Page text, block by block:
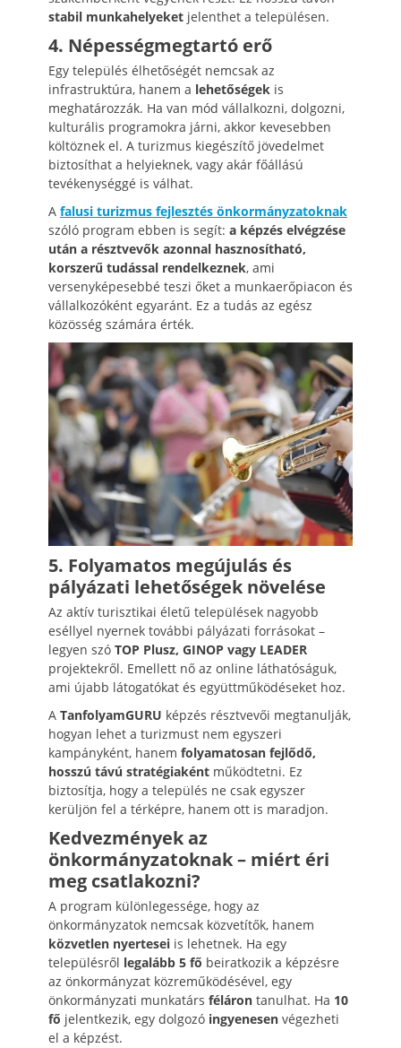
stabil munkahelyeket jelenthet a településen.
4. Népességmegtartó erő
Egy település élhetőségét nemcsak az
infrastruktúra, hanem a lehetőségek is
meghatározzák. Ha van mód vállalkozni, dolgozni,
kulturális programokra járni, akkor kevesebben
költöznek el. A turizmus kiegészítő jövedelmet
biztosíthat a helyieknek, vagy akár főállású
tevékenységgé is válhat.
A falusi turizmus fejlesztés önkormányzatoknak
szóló program ebben is segít: a képzés elvégzése
után a résztvevők azonnal hasznosítható,
korszerű tudással rendelkeznek, ami
versenyképesebbé teszi őket a munkaerőpiacon és
vállalkozóként egyaránt. Ez a tudás az egész
közösség számára érték.
5. Folyamatos megújulás és
pályázati lehetőségek növelése
Az aktív turisztikai életű települések nagyobb
eséllyel nyernek további pályázati forrásokat –
legyen szó TOP Plusz, GINOP vagy LEADER
projektekről. Emellett nő az online láthatóságuk,
ami újabb látogatókat és együttműködéseket hoz.
A TanfolyamGURU képzés résztvevői megtanulják,
hogyan lehet a turizmust nem egyszeri
kampányként, hanem folyamatosan fejlődő,
hosszú távú stratégiaként működtetni. Ez
biztosítja, hogy a település ne csak egyszer
kerüljön fel a térképre, hanem ott is maradjon.
Kedvezmények az
önkormányzatoknak – miért éri
meg csatlakozni?
A program különlegessége, hogy az
önkormányzatok nemcsak közvetítők, hanem
közvetlen nyertesei is lehetnek. Ha egy
településről legalább 5 fő beiratkozik a képzésre
az önkormányzat közreműködésével, egy
önkormányzati munkatárs féláron tanulhat. Ha 10
fő jelentkezik, egy dolgozó ingyenesen végezheti
el a képzést.